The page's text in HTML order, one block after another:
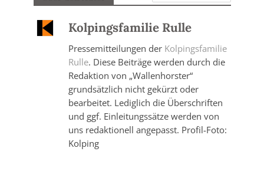
Kolpingsfamilie Rulle
Pressemitteilungen der Kolpingsfamilie
Rulle. Diese Beiträge werden durch die
Redaktion von „Wallenhorster“
grundsätzlich nicht gekürzt oder
bearbeitet. Lediglich die Überschriften
und ggf. Einleitungssätze werden von
uns redaktionell angepasst. Profil-Foto:
Kolping